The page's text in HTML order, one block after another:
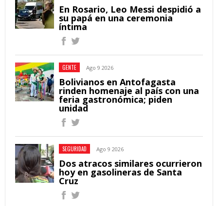
En Rosario, Leo Messi despidió a
su papá en una ceremonia
íntima
GENTE Ago 9 2026
Bolivianos en Antofagasta
rinden homenaje al país con una
feria gastronómica; piden
unidad
SEGURIDAD Ago 9 2026
Dos atracos similares ocurrieron
hoy en gasolineras de Santa
Cruz